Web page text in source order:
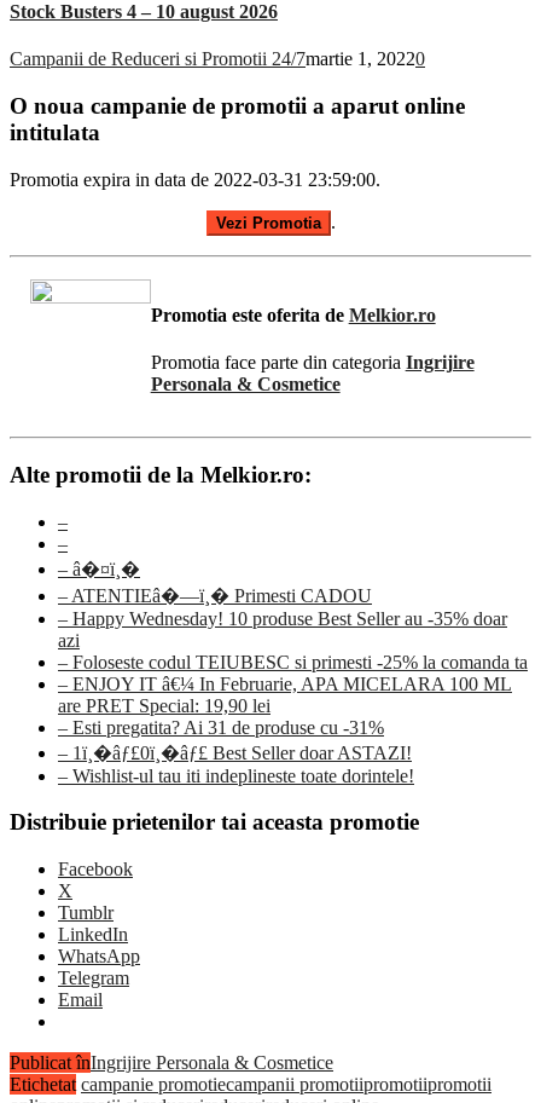
Stock Busters 4 – 10 august 2026
Campanii de Reduceri si Promotii 24/7martie 1, 20220
O noua campanie de promotii a aparut online
intitulata
Promotia expira in data de 2022-03-31 23:59:00.
Vezi Promotia .
Promotia este oferita de Melkior.ro
Promotia face parte din categoria Ingrijire
Personala & Cosmetice
Alte promotii de la Melkior.ro:
–
–
– â�¤ï¸�
– ATENTIEâ�—ï¸� Primesti CADOU
– Happy Wednesday! 10 produse Best Seller au -35% doar
azi
– Foloseste codul TEIUBESC si primesti -25% la comanda ta
– ENJOY IT â€¼ In Februarie, APA MICELARA 100 ML
are PRET Special: 19,90 lei
– Esti pregatita? Ai 31 de produse cu -31%
– 1ï¸�âƒ£0ï¸�âƒ£ Best Seller doar ASTAZI!
– Wishlist-ul tau iti indeplineste toate dorintele!
Distribuie prietenilor tai aceasta promotie
Facebook
X
Tumblr
LinkedIn
WhatsApp
Telegram
Email
Publicat înIngrijire Personala & Cosmetice
Etichetat campanie promotiecampanii promotiipromotiipromotii